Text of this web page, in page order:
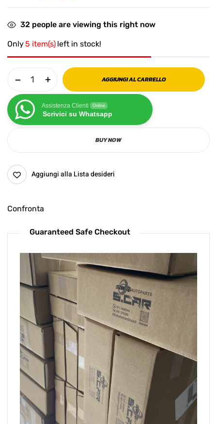
32 people are viewing this right now
Only5 item(s) left in stock!
AGGIUNGI AL CARRELLO
Assistenza Clienti Online
Scrivici su Whatsapp
BUY NOW
Aggiungi alla Lista desideri
Confronta
Guaranteed Safe Checkout